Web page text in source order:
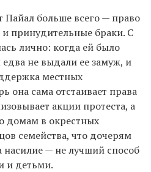
больше всего — право
и принудительные браки. С
лично: когда ей было
не выдали ее замуж, и
местных
она сама отстаивает права
акции протеста, а
домам в окрестных
семейства, что дочерям
— не лучший способ
и детьми.